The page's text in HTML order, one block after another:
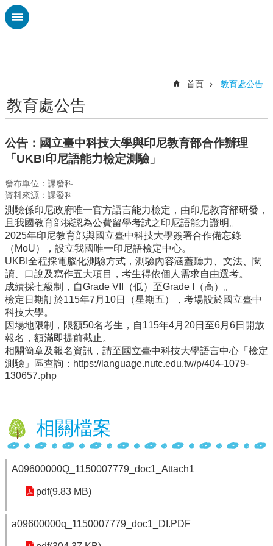
跳到主要內容區塊
認
廣
興
刊
專
欄
校
園
動
態
行
政
處
室
課
程
專
校
務
E
網
首頁 教育處公告
教育處公告
公告：國立臺中科技大學與印尼教育部合作辦理
「UKBI印尼語能力檢定測驗」
發布單位：課發科
資料來源：課發科
測驗係印尼政府唯一官方語言能力檢定，由印尼教育部研發，
且我國教育部採認為公費留學考試之印尼語能力證明。
2025年印尼教育部與國立臺中科技大學簽署合作備忘錄
（MoU），設立我國唯一印尼語檢定中心。
UKBI全程採電腦化測驗方式，測驗內容涵蓋聽力、文法、閱
讀、口說及寫作五大項目，考生得依個人需求自由選考。
成績採七級制，自Grade VII（低）至Grade I（高）。
檢定日期訂於115年7月10日（星期五），考場設於國立臺中
科技大學。
因場地限制，限額50名考生，自115年4月20日至6月6日開放
報名，額滿即提前截止。
相關簡章及報名資訊，請至國立臺中科技大學語言中心「檢定
測驗」區查詢：https://language.nutc.edu.tw/p/404-1079-
130657.php
相關檔案
A09600000Q_1150007779_doc1_Attach1
pdf(9.83 MB)
a09600000q_1150007779_doc1_DI.PDF